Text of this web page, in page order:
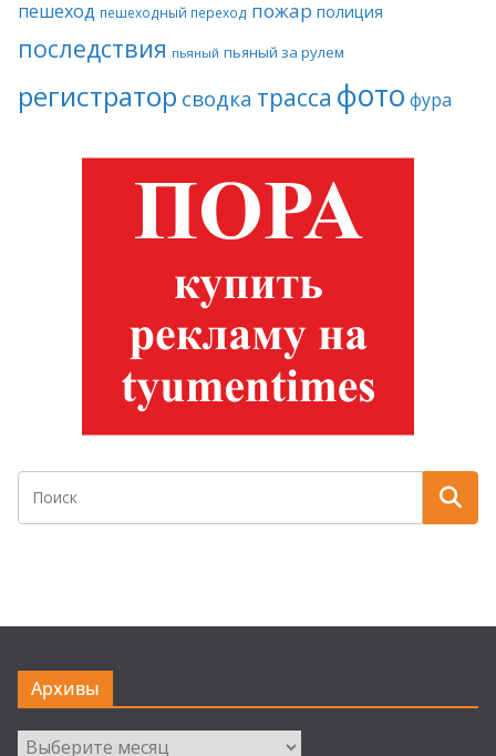
пешеход пешеходный переход пожар полиция
последствия пьяный пьяный за рулем
регистратор сводка трасса фото фура
Архивы
Архивы